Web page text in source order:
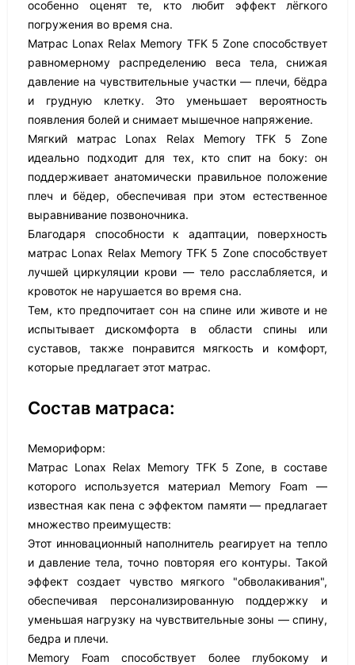
особенно оценят те, кто любит эффект лёгкого
погружения во время сна.
Матрас Lonax Relax Memory TFK 5 Zone способствует
равномерному распределению веса тела, снижая
давление на чувствительные участки — плечи, бёдра
и грудную клетку. Это уменьшает вероятность
появления болей и снимает мышечное напряжение.
Мягкий матрас Lonax Relax Memory TFK 5 Zone
идеально подходит для тех, кто спит на боку: он
поддерживает анатомически правильное положение
плеч и бёдер, обеспечивая при этом естественное
выравнивание позвоночника.
Благодаря способности к адаптации, поверхность
матрас Lonax Relax Memory TFK 5 Zone способствует
лучшей циркуляции крови — тело расслабляется, и
кровоток не нарушается во время сна.
Тем, кто предпочитает сон на спине или животе и не
испытывает дискомфорта в области спины или
суставов, также понравится мягкость и комфорт,
которые предлагает этот матрас.
Состав матраса:
Мемориформ:
Матрас Lonax Relax Memory TFK 5 Zone, в составе
которого используется материал Memory Foam —
известная как пена с эффектом памяти — предлагает
множество преимуществ:
Этот инновационный наполнитель реагирует на тепло
и давление тела, точно повторяя его контуры. Такой
эффект создает чувство мягкого "обволакивания",
обеспечивая персонализированную поддержку и
уменьшая нагрузку на чувствительные зоны — спину,
бедра и плечи.
Memory Foam способствует более глубокому и